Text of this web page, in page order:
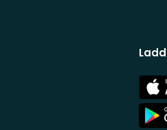
App
Store
App
Store